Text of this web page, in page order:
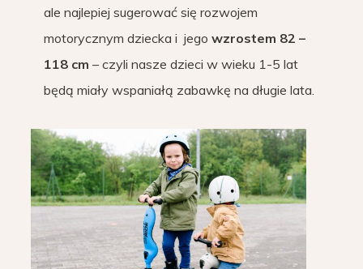
ale najlepiej sugerować się rozwojem
motorycznym dziecka i jego wzrostem 82 –
118 cm – czyli nasze dzieci w wieku 1-5 lat
będą miały wspaniałą zabawkę na długie lata.